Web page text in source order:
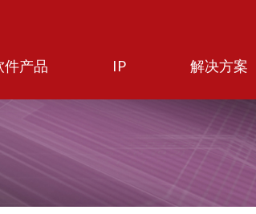
件产品 IP 解决方案